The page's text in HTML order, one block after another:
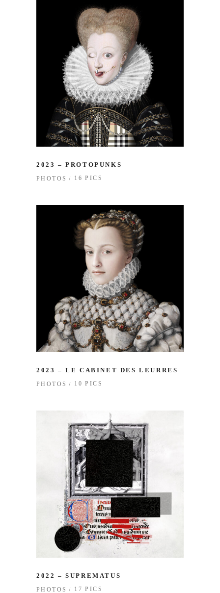
2023 – PROTOPUNKS
PHOTOS 16 PICS
2023 – LE CABINET DES LEURRES
PHOTOS 10 PICS
2022 – SUPREMATUS
PHOTOS 17 PICS